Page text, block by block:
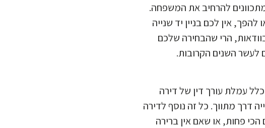
להרחיב את המשפחה.
אין לכם בניין יד שנייה
הרי שהבחירה שלכם
לעשר השנים הקרובות.
עמלת עורך דין של דירה
דרך מתווך. כל זה נוסף לדירה
פחות, או שאם אין ברירה